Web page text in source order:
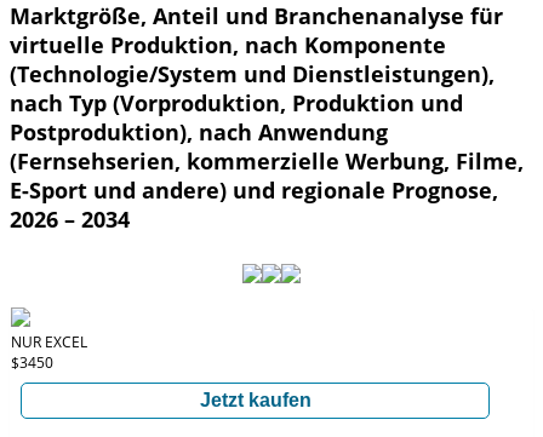
Marktgröße, Anteil und Branchenanalyse für
virtuelle Produktion, nach Komponente
(Technologie/System und Dienstleistungen),
nach Typ (Vorproduktion, Produktion und
Postproduktion), nach Anwendung
(Fernsehserien, kommerzielle Werbung, Filme,
E-Sport und andere) und regionale Prognose,
2026 – 2034
NUR EXCEL
$3450
Jetzt kaufen